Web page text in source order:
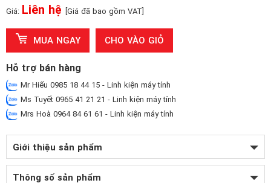
Giá: Liên hệ [Giá đã bao gồm VAT]
MUA NGAY CHO VÀO GIỎ
Hỗ trợ bán hàng
Mr Hiếu 0985 18 44 15 - Linh kiện máy tính
Ms Tuyết 0965 41 21 21 - Linh kiện máy tính
Mrs Hoà 0964 84 61 61 - Linh kiện máy tính
Giới thiệu sản phẩm
Thông số sản phẩm